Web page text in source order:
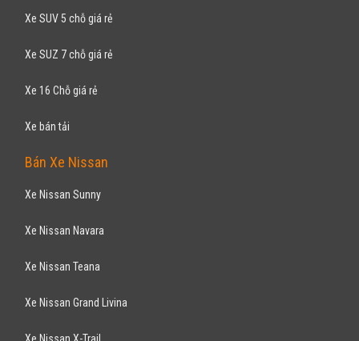
Xe SUV 5 chỗ giá rẻ
Xe SUZ 7 chỗ giá rẻ
Xe 16 Chỗ giá rẻ
Xe bán tải
Bán Xe Nissan
Xe Nissan Sunny
Xe Nissan Navara
Xe Nissan Teana
Xe Nissan Grand Livina